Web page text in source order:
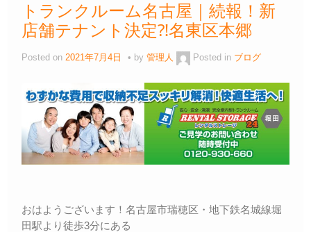
トランクルーム名古屋｜続報！新
店舗テナント決定⁈名東区本郷
Posted on 2021年7月4日 by 管理人 Posted in ブログ
おはようございます！名古屋市瑞穂区・地下鉄名城線堀
田駅より徒歩3分にある